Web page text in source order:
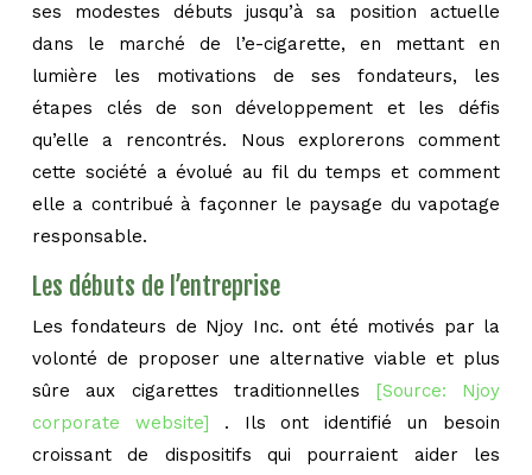
ses modestes débuts jusqu’à sa position actuelle
dans le marché de l’e-cigarette, en mettant en
lumière les motivations de ses fondateurs, les
étapes clés de son développement et les défis
qu’elle a rencontrés. Nous explorerons comment
cette société a évolué au fil du temps et comment
elle a contribué à façonner le paysage du vapotage
responsable.
Les débuts de l’entreprise
Les fondateurs de Njoy Inc. ont été motivés par la
volonté de proposer une alternative viable et plus
sûre aux cigarettes traditionnelles [Source: Njoy
corporate website] . Ils ont identifié un besoin
croissant de dispositifs qui pourraient aider les